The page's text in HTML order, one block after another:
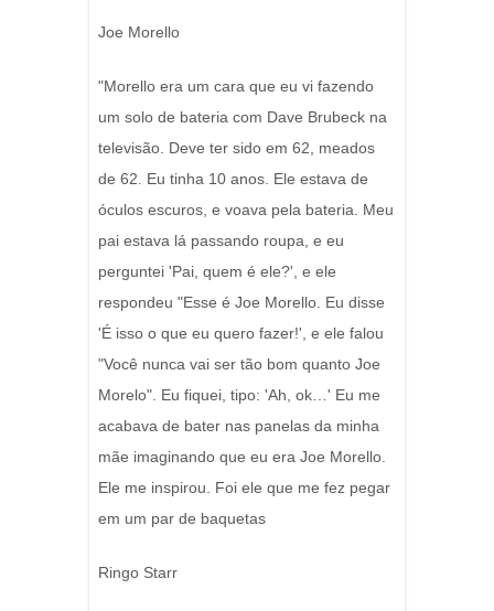
Joe Morello
"Morello era um cara que eu vi fazendo
um solo de bateria com Dave Brubeck na
televisão. Deve ter sido em 62, meados
de 62. Eu tinha 10 anos. Ele estava de
óculos escuros, e voava pela bateria. Meu
pai estava lá passando roupa, e eu
perguntei 'Pai, quem é ele?', e ele
respondeu "Esse é Joe Morello. Eu disse
'É isso o que eu quero fazer!', e ele falou
"Você nunca vai ser tão bom quanto Joe
Morelo". Eu fiquei, tipo: 'Ah, ok…' Eu me
acabava de bater nas panelas da minha
mãe imaginando que eu era Joe Morello.
Ele me inspirou. Foi ele que me fez pegar
em um par de baquetas
Ringo Starr